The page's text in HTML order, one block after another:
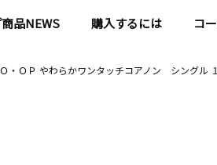
品NEWS 購入するには コ
・ＯＰ やわらかワンタッチコアノン シングル